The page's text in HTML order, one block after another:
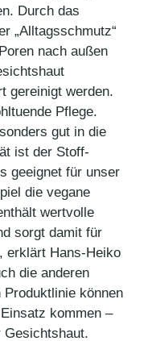
Durch das
„Alltagsschmutz“
nach außen
gereinigt werden.
Pflege.
gut in die
ist der Stoff­
geeignet für unser
die vegane
wertvolle
sorgt damit für
erklärt Hans-Heiko
die ande­ren
können
kommen –
Gesichtshaut.